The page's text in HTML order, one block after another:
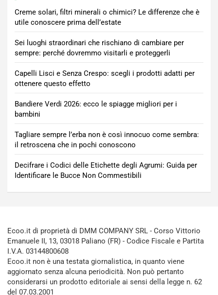
Creme solari, filtri minerali o chimici? Le differenze che è
utile conoscere prima dell’estate
Sei luoghi straordinari che rischiano di cambiare per
sempre: perché dovremmo visitarli e proteggerli
Capelli Lisci e Senza Crespo: scegli i prodotti adatti per
ottenere questo effetto
Bandiere Verdi 2026: ecco le spiagge migliori per i
bambini
Tagliare sempre l’erba non è così innocuo come sembra:
il retroscena che in pochi conoscono
Decifrare i Codici delle Etichette degli Agrumi: Guida per
Identificare le Bucce Non Commestibili
Ecoo.it di proprietà di DMM COMPANY SRL - Corso Vittorio
Emanuele II, 13, 03018 Paliano (FR) - Codice Fiscale e Partita
I.V.A. 03144800608
Ecoo.it non è una testata giornalistica, in quanto viene
aggiornato senza alcuna periodicità. Non può pertanto
considerarsi un prodotto editoriale ai sensi della legge n. 62
del 07.03.2001